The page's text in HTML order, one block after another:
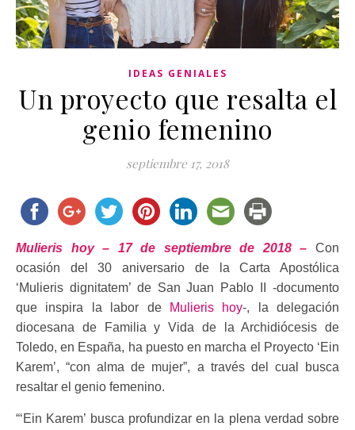
IDEAS GENIALES
Un proyecto que resalta el
genio femenino
septiembre 17, 2018
Mulieris hoy – 17 de septiembre de 2018 – Con
ocasión del 30 aniversario de la Carta Apostólica
‘Mulieris dignitatem’ de San Juan Pablo II -documento
que inspira la labor de
Mulieris hoy-, la delegación
diocesana de Familia y Vida de la Archidiócesis de
Toledo, en España, ha puesto en marcha el Proyecto ‘Ein
Karem’, “con alma de mujer”, a través del cual busca
resaltar el genio femenino.
“‘Ein Karem’ busca profundizar en la plena verdad sobre